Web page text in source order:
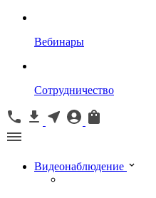
Вебинары
Сотрудничество
Видеонаблюдение